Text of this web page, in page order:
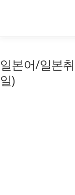
일본어/일본
일)